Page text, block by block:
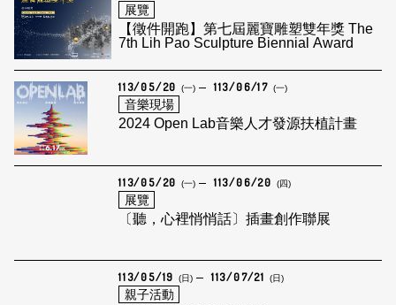
展覽
【徵件開跑】第七屆麗寶雕塑雙年獎 The
7th Lih Pao Sculpture Biennial Award
113/05/20 (一) 113/06/17 (一)
音樂現場
2024 Open Lab音樂人才發源扶植計畫
113/05/20 (一) 113/06/20 (四)
展覽
〔聽，心裡悄悄話〕插畫創作聯展
113/05/19 (日) 113/07/21 (日)
親子活動